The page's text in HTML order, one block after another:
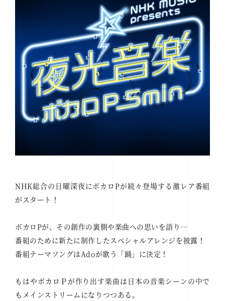
NHK総合の日曜深夜にボカロPが続々登場する激レア番組
がスタート！
ボカロPが、その創作の裏側や楽曲への思いを語り…
番組のために新たに制作したスペシャルアレンジを披露！
番組テーマソングはAdoが歌う「踊」に決定！
もはやボカロＰが作り出す楽曲は日本の音楽シーンの中で
もメインストリームになりつつある。